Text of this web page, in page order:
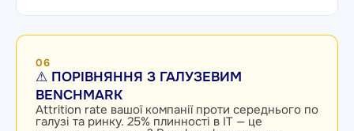
06
⚠ ПОРІВНЯННЯ З ГАЛУЗЕВИМ
BENCHMARK
Attrition rate вашої компанії проти середнього по
галузі та ринку. 25% плинності в IT — це